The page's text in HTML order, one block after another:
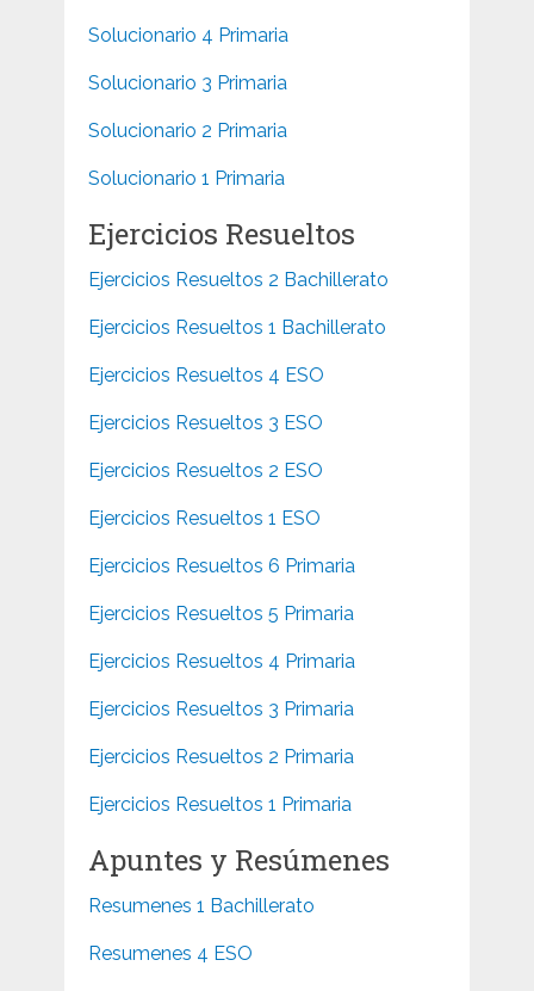
Solucionario 4 Primaria
Solucionario 3 Primaria
Solucionario 2 Primaria
Solucionario 1 Primaria
Ejercicios Resueltos
Ejercicios Resueltos 2 Bachillerato
Ejercicios Resueltos 1 Bachillerato
Ejercicios Resueltos 4 ESO
Ejercicios Resueltos 3 ESO
Ejercicios Resueltos 2 ESO
Ejercicios Resueltos 1 ESO
Ejercicios Resueltos 6 Primaria
Ejercicios Resueltos 5 Primaria
Ejercicios Resueltos 4 Primaria
Ejercicios Resueltos 3 Primaria
Ejercicios Resueltos 2 Primaria
Ejercicios Resueltos 1 Primaria
Apuntes y Resúmenes
Resumenes 1 Bachillerato
Resumenes 4 ESO